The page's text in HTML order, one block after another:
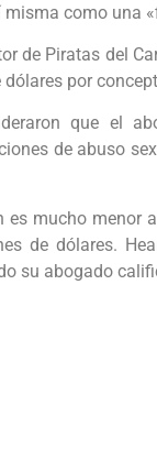
como una
de Piratas del
por
que el
de abuso
mucho menor
de dólares.
su abogado